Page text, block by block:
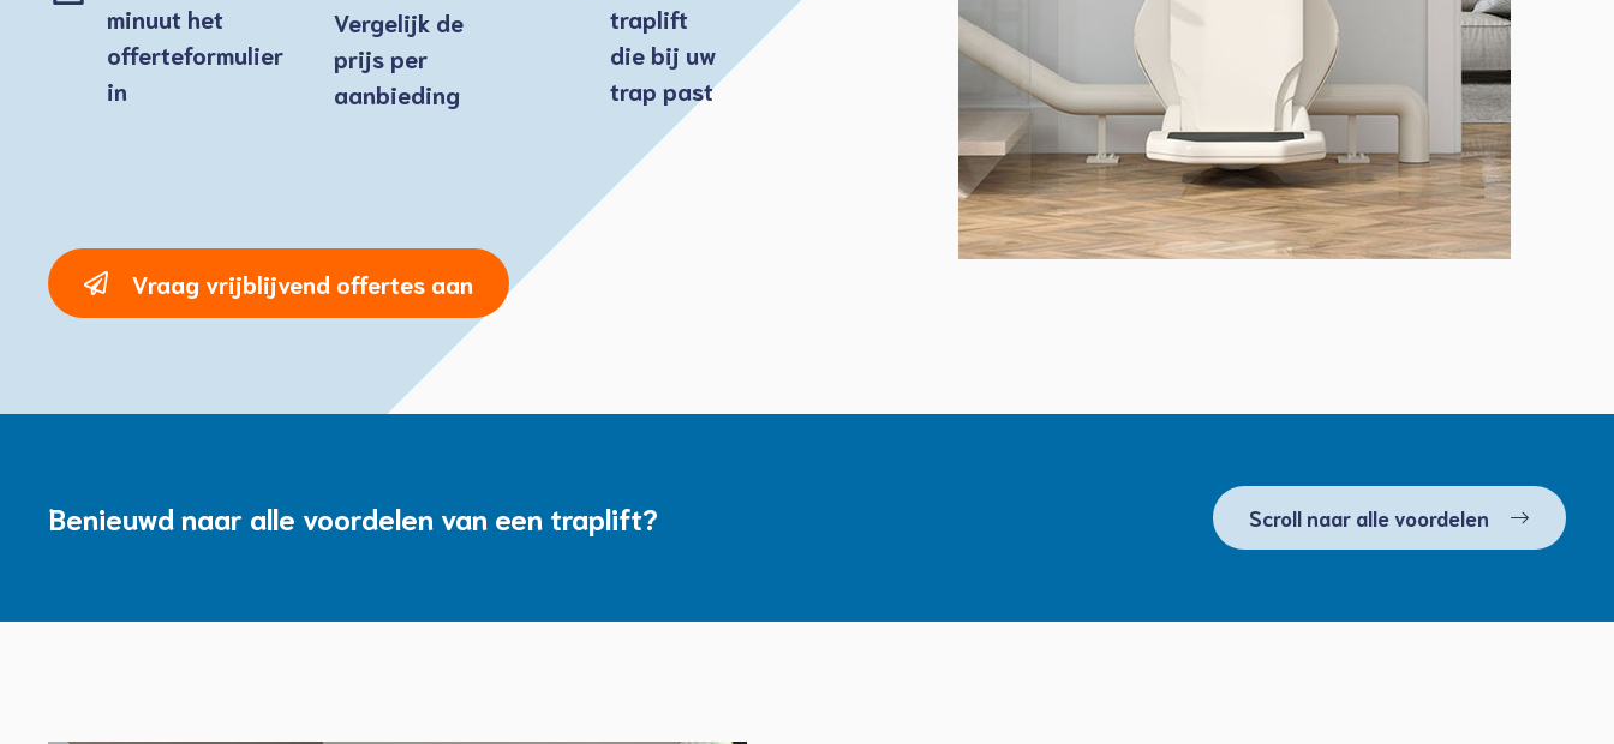
minuut het
offerteformulier
in
Vergelijk de
prijs per
aanbieding
traplift
die bij uw
trap past
Vraag vrijblijvend offertes aan
Benieuwd naar alle voordelen van een traplift? Scroll naar alle voordelen